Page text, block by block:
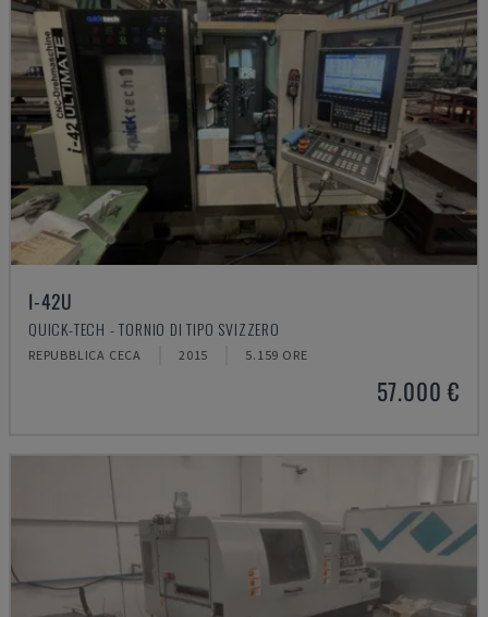
I-42U
QUICK-TECH - TORNIO DI TIPO SVIZZERO
REPUBBLICA CECA 2015 5.159 ORE
57.000 €